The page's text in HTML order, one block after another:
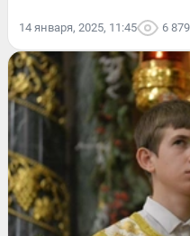
14 января, 2025, 11:45 6 879